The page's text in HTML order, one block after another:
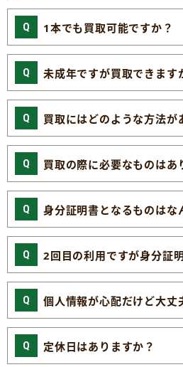
1本でも買取可能ですか？
未成年ですが買取できます
買取にはどのような方法が
買取の際に必要なものはあ
身分証明書となるものはな
2回目の利用ですが身分証
個人情報が心配だけど大丈
定休日はありますか？